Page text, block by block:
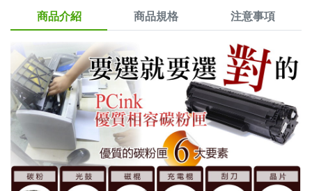
商品介紹 商品規格 注意事項